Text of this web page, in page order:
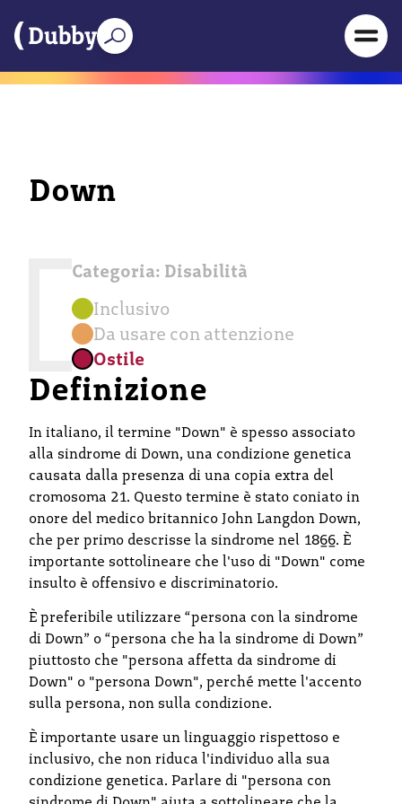
Down
Categoria: Disabilità
Inclusivo
Da usare con attenzione
Ostile
Definizione
In italiano, il termine "Down" è spesso associato
alla sindrome di Down, una condizione genetica
causata dalla presenza di una copia extra del
cromosoma 21. Questo termine è stato coniato in
onore del medico britannico John Langdon Down,
che per primo descrisse la sindrome nel 1866. È
importante sottolineare che l'uso di "Down" come
insulto è offensivo e discriminatorio.
È preferibile utilizzare “persona con la sindrome
di Down” o “persona che ha la sindrome di Down”
piuttosto che "persona affetta da sindrome di
Down" o "persona Down", perché mette l'accento
sulla persona, non sulla condizione.
È importante usare un linguaggio rispettoso e
inclusivo, che non riduca l'individuo alla sua
condizione genetica. Parlare di "persona con